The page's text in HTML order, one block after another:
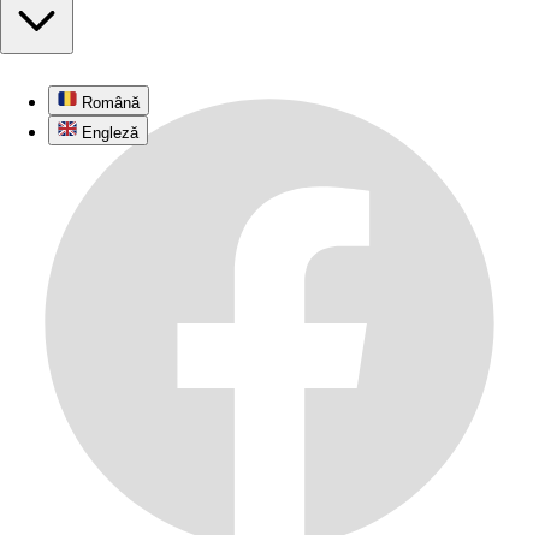
Română
Engleză